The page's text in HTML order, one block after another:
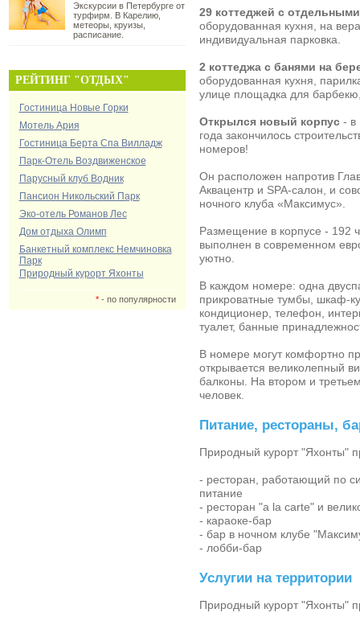
Экскурсии в Петербурге от
турфирм. В Карелию,
метеоры, круизы,
расписание.
РЕЙТИНГ "ОТДЫХ"
Гостиница Новые Горки
Мотель Ария
Гостиница Берта Спа Вилладж
Парк-Отель Воздвиженское
Парусный клуб Водник
Пансион Никольский Парк
Эко-отель Романов Лес
Дом отдыха Олимп
Банкетный комплекс Немчиновка
Парк
Природный курорт Яхонты
*- по популярности
29 коттеджей с
оборудованная кухня, на
индивидуальная парковка.
2 коттеджа с банями на
оборудованная кухня,
улице площадка для
Открылся новый корпус - в
года закончилось
номеров!
Он расположен напротив
Аквацентр и SPA-салон, и
ночного клуба «Максимус».
Размещение в корпусе - 192
выполнен в современном
уютно.
В каждом номере: одна
прикроватные тумбы, шкаф-
кондиционер, телефон,
туалет, банные
В номере могут комфортно
открывается великолепный
балконы. На втором и
человек.
Питание, рестораны,
Природный курорт "Яхонты"
- ресторан, работающий по
питание
- ресторан "a la carte" и
- караоке-бар
- бар в ночном клубе
- лобби-бар
Услугии на территории
Природный курорт "Яхонты"